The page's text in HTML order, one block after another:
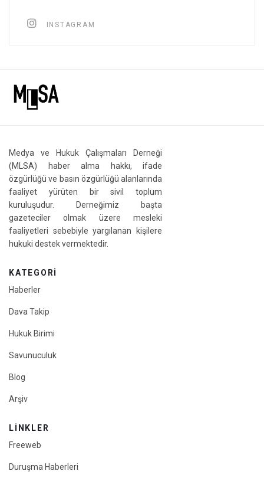
INSTAGRAM
Medya ve Hukuk Çalışmaları Derneği
(MLSA) haber alma hakkı, ifade
özgürlüğü ve basın özgürlüğü alanlarında
faaliyet yürüten bir sivil toplum
kuruluşudur. Derneğimiz başta
gazeteciler olmak üzere mesleki
faaliyetleri sebebiyle yargılanan kişilere
hukuki destek vermektedir.
KATEGORI
Haberler
Dava Takip
Hukuk Birimi
Savunuculuk
Blog
Arşiv
LINKLER
Freeweb
Duruşma Haberleri